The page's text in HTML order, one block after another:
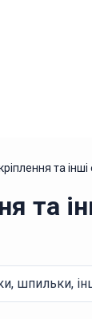
та
та
шпильки,